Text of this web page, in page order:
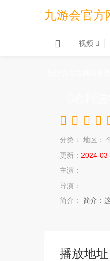
九游会官方
视频
分类： 地区：
更新： 2024-
主演：
导演：
简介：
简介：
播放地址